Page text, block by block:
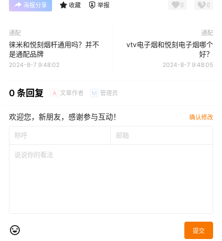
海报分享 收藏 举报 0 0
通配
徕米和悦刻烟杆通用吗？并不
是通配品牌
2024-8-7 9:48:02
通配
vtv电子烟和悦刻电子烟哪个
好？
2024-8-7 9:48:05
0 条回复 A 文章作者 M 管理员
欢迎您，新朋友，感谢参与互动！ 确认修改
提交